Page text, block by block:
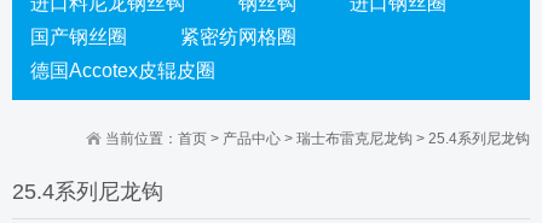
国产钢丝圈
紧密纺网格圈
德国Accotex皮辊皮圈
当前位置： 首页 > 产品中心 > 瑞士布雷克尼龙钩 > 25.4系列尼龙钩
25.4系列尼龙钩